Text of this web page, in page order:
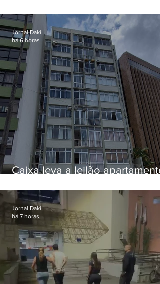
Caixa leva a leilão apartamento
Botafogo
Jornal Daki
há 6 horas
Jornal Daki
há 7 horas